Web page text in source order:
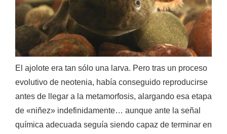
El ajolote era tan sólo una larva. Pero tras un proceso
evolutivo de neotenia, había conseguido reproducirse
antes de llegar a la metamorfosis, alargando esa etapa
de «niñez» indefinidamente… aunque ante la señal
química adecuada seguía siendo capaz de terminar en